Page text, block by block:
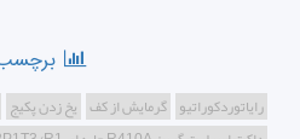
رایاتوردکوراتیو گرمایش از کف یخ زدن پکیج